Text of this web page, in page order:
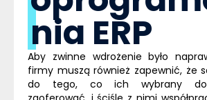
nia ERP
Aby zwinne wdrożenie było
firmy muszą również zapewnić, że
do tego, co ich wybrany